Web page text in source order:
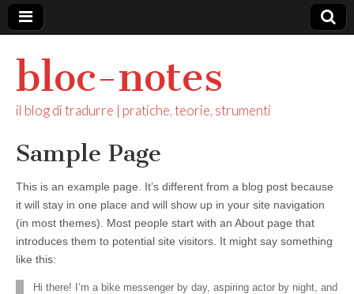
bloc-notes
il blog di tradurre | pratiche, teorie, strumenti
Sample Page
This is an example page. It’s different from a blog post because
it will stay in one place and will show up in your site navigation
(in most themes). Most people start with an About page that
introduces them to potential site visitors. It might say something
like this:
Hi there! I’m a bike messenger by day, aspiring actor by night, and